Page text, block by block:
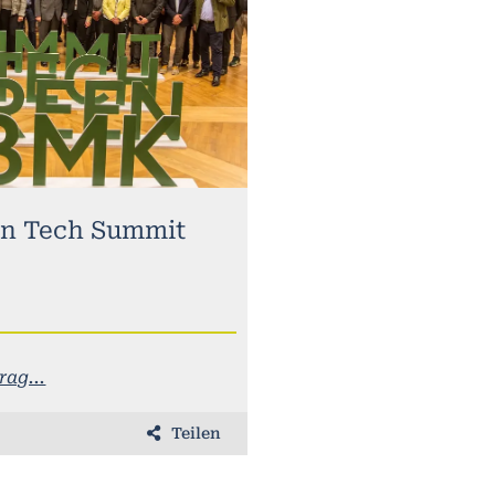
Tech Summit
Teilen